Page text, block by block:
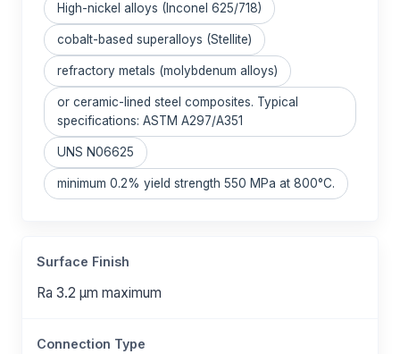
High-nickel alloys (Inconel 625/718)
cobalt-based superalloys (Stellite)
refractory metals (molybdenum alloys)
or ceramic-lined steel composites. Typical
specifications: ASTM A297/A351
UNS N06625
minimum 0.2% yield strength 550 MPa at 800°C.
Surface Finish
Ra 3.2 μm maximum
Connection Type